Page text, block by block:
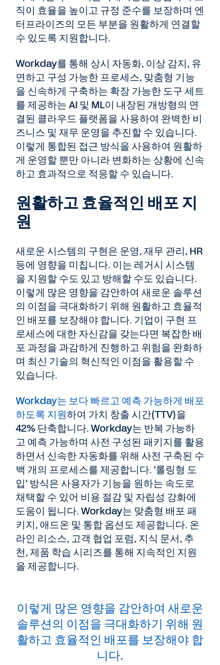
직이 효율을 높이고 규정 준수를 보장하며 엔
터프라이즈의 모든 부분을 원활하게 연결할
수 있도록 지원합니다.
Workday를 통해 상시 자동화, 이상 감지, 유
연하고 구성 가능한 프로세스, 맞춤형 기능
을 신속하게 구축하는 확장 가능한 도구 세트
를 제공하는 AI 및 ML이 내장된 개방형의 연
결된 클라우드 플랫폼을 사용하여 완벽한 비
즈니스 및 재무 운영을 추진할 수 있습니다.
이렇게 통합된 접근 방식을 사용하여 원활하
게 운영할 뿐만 아니라 변화하는 상황에 신속
하고 효과적으로 적응할 수 있습니다.
원활하고 효율적인 배포 지
원
새로운 시스템의 구현은 운영, 재무 관리, HR
등에 영향을 미칩니다. 이는 레거시 시스템
을 지원할 수도 있고 방해할 수도 있습니다.
이렇게 많은 영향을 감안하여 새로운 솔루션
의 이점을 극대화하기 위해 원활하고 효율적
인 배포를 보장해야 합니다. 기업이 구현 프
로세스에 대한 자신감을 갖는다면 복잡한 배
포 과정을 과감하게 진행하고 위험을 완화하
며 최신 기술의 혁신적인 이점을 활용할 수
있습니다.
Workday는 보다 빠르고 예측 가능하게 배포
하도록 지원하여 가치 창출 시간(TTV)을
42% 단축합니다. Workday는 반복 가능하
고 예측 가능하며 사전 구성된 패키지를 활용
하면서 신속한 자동화를 위해 사전 구축된 수
백 개의 프로세스를 제공합니다. '롤링형 도
입' 방식은 사용자가 기능을 원하는 속도로
채택할 수 있어 비용 절감 및 자립성 강화에
도움이 됩니다. Workday는 맞춤형 배포 패
키지, 애드온 및 통합 옵션도 제공합니다. 온
라인 리소스, 고객 협업 포럼, 지식 문서, 추
천, 제품 학습 시리즈를 통해 지속적인 지원
을 제공합니다.
이렇게 많은 영향을 감안하여 새로운
솔루션의 이점을 극대화하기 위해 원
활하고 효율적인 배포를 보장해야 합
니다.